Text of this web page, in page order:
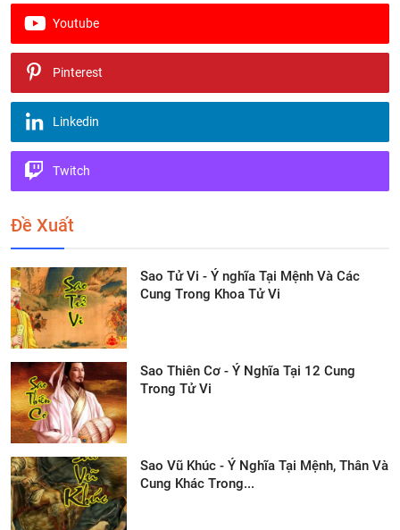
Youtube
Pinterest
Linkedin
Twitch
Đề Xuất
Sao Tử Vi - Ý nghĩa Tại Mệnh Và Các
Cung Trong Khoa Tử Vi
Sao Thiên Cơ - Ý Nghĩa Tại 12 Cung
Trong Tử Vi
Sao Vũ Khúc - Ý Nghĩa Tại Mệnh, Thân Và
Cung Khác Trong...